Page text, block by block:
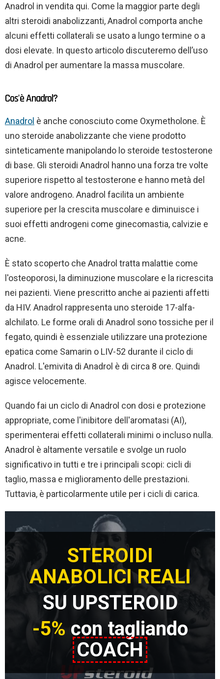
Anadrol in vendita qui. Come la maggior parte degli
altri steroidi anabolizzanti, Anadrol comporta anche
alcuni effetti collaterali se usato a lungo termine o a
dosi elevate. In questo articolo discuteremo dell’uso
di Anadrol per aumentare la massa muscolare.
Cos'è Anadrol?
Anadrol è anche conosciuto come Oxymetholone. È
uno steroide anabolizzante che viene prodotto
sinteticamente manipolando lo steroide testosterone
di base. Gli steroidi Anadrol hanno una forza tre volte
superiore rispetto al testosterone e hanno metà del
valore androgeno. Anadrol facilita un ambiente
superiore per la crescita muscolare e diminuisce i
suoi effetti androgeni come ginecomastia, calvizie e
acne.
È stato scoperto che Anadrol tratta malattie come
l'osteoporosi, la diminuzione muscolare e la ricrescita
nei pazienti. Viene prescritto anche ai pazienti affetti
da HIV. Anadrol rappresenta uno steroide 17-alfa-
alchilato. Le forme orali di Anadrol sono tossiche per il
fegato, quindi è essenziale utilizzare una protezione
epatica come Samarin o LIV-52 durante il ciclo di
Anadrol. L'emivita di Anadrol è di circa 8 ore. Quindi
agisce velocemente.
Quando fai un ciclo di Anadrol con dosi e protezione
appropriate, come l'inibitore dell'aromatasi (AI),
sperimenterai effetti collaterali minimi o incluso nulla.
Anadrol è altamente versatile e svolge un ruolo
significativo in tutti e tre i principali scopi: cicli di
taglio, massa e miglioramento delle prestazioni.
Tuttavia, è particolarmente utile per i cicli di carica.
STEROIDI
ANABOLICI REALI
SU UPSTEROID
-5% con tagliando
COACH